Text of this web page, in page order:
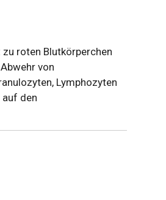
roten Blutkörperchen
von
Lymphozyten
den